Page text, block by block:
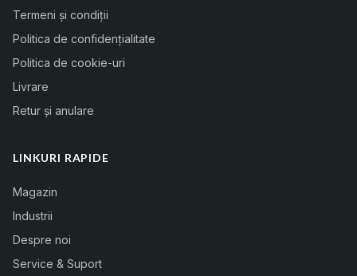
Termeni și condiții
Politica de confidențialitate
Politica de cookie-uri
Livrare
Retur și anulare
LINKURI RAPIDE
Magazin
Industrii
Despre noi
Service & Suport